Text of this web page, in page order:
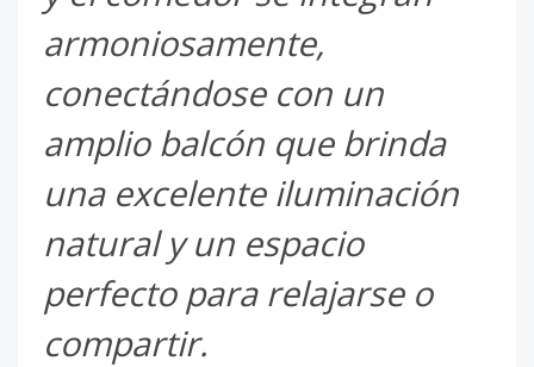
armoniosamente,
conectándose con un
amplio balcón que brinda
una excelente iluminación
natural y un espacio
perfecto para relajarse o
compartir.